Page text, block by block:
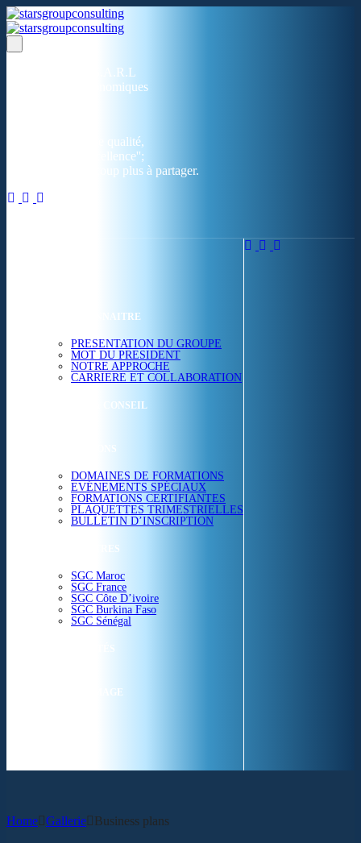
Un réseau de 05 S.A.R.L
dans 03 zones économiques
''Des prestations de qualité,
la garantie de l'excellence'';
Nous avons beaucoup plus à partager.
NOUS CONNAITRE
PRESENTATION DU GROUPE
MOT DU PRESIDENT
NOTRE APPROCHE
CARRIERE ET COLLABORATION
ETUDES & CONSEIL
FORMATIONS
DOMAINES DE FORMATIONS
EVÉNEMENTS SPÉCIAUX
FORMATIONS CERTIFIANTES
PLAQUETTES TRIMESTRIELLES
BULLETIN D’INSCRIPTION
NOS CENTRES
SGC Maroc
SGC France
SGC Côte D’ivoire
SGC Burkina Faso
SGC Sénégal
ACTUALITÉS
SGC EN IMAGE
Home Gallerie Business plans